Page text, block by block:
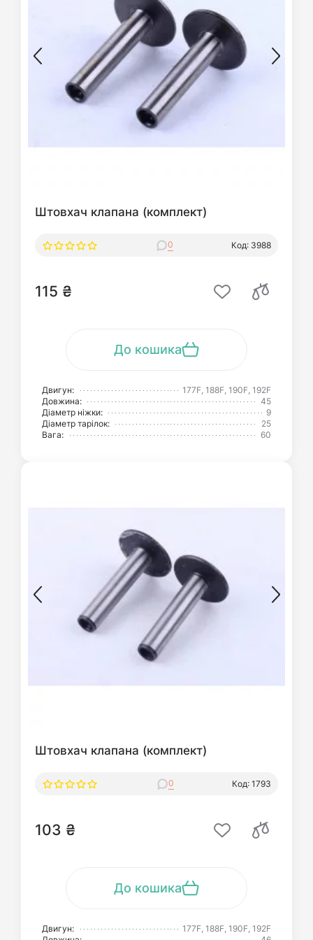
Штовхач клапана (комплект)
0 Код: 3988
115 ₴
До кошика
Двигун:
177F, 188F, 190F, 192F
Довжина:
45
Діаметр ніжки:
9
Діаметр тарілок:
25
Вага:
60
Штовхач клапана (комплект)
0 Код: 1793
103 ₴
До кошика
Двигун:
177F, 188F, 190F, 192F